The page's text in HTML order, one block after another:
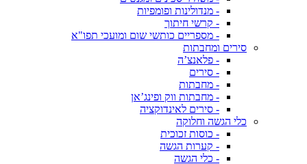
- מנדולינות ופומפיות
- קרשי חיתוך
- מספריים כותשי שום ומועכי תפו"א
סירים ומחבתות
- פלאנצ’ה
- סירים
- מחבתות
- מחבתות ווק ופינג’אן
- סירים לאינדוקציה
כלי הגשה וחלוקה
- כוסות זכוכית
- קערות הגשה
- כלי הגשה